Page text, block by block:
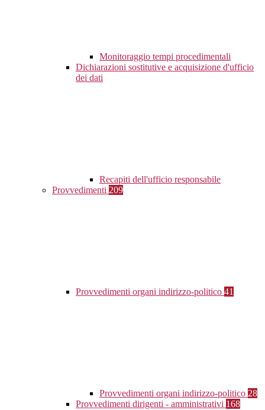
Monitoraggio tempi procedimentali
Dichiarazioni sostitutive e acquisizione d'ufficio
dei dati
Recapiti dell'ufficio responsabile
Provvedimenti 209
Provvedimenti organi indirizzo-politico 41
Provvedimenti organi indirizzo-politico 28
Provvedimenti dirigenti - amministrativi 168